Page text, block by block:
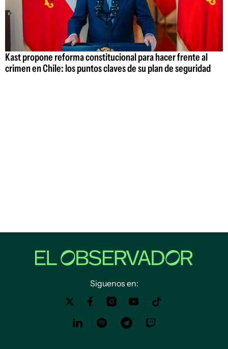
Kast propone reforma constitucional para hacer frente al
crimen en Chile: los puntos claves de su plan de seguridad
Siguenos en: